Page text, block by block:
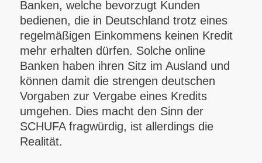
Banken, welche bevorzugt Kunden
bedienen, die in Deutschland trotz eines
regelmäßigen Einkommens keinen Kredit
mehr erhalten dürfen. Solche online
Banken haben ihren Sitz im Ausland und
können damit die strengen deutschen
Vorgaben zur Vergabe eines Kredits
umgehen. Dies macht den Sinn der
SCHUFA fragwürdig, ist allerdings die
Realität.